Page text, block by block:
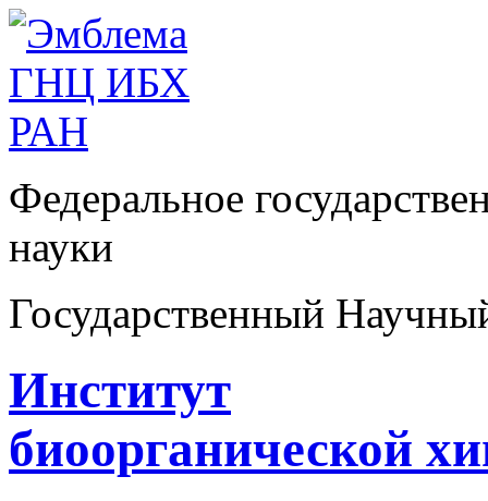
Федеральное
науки
Государственный
Институт
биоорганической